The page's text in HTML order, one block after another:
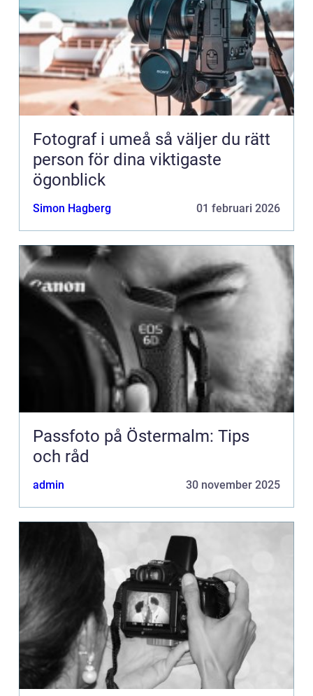
Fotograf i umeå så väljer du rätt
person för dina viktigaste
ögonblick
Simon Hagberg 01 februari 2026
Passfoto på Östermalm: Tips
och råd
admin 30 november 2025